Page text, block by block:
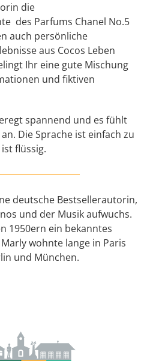
die
des Parfums Chanel No.5
auch persönliche
aus Cocos Leben
Ihr eine gute Mischung
und fiktiven
spannend und es fühlt
Die Sprache ist einfach zu
flüssig.
deutsche Bestsellerautorin,
und der Musik aufwuchs.
1950ern ein bekanntes
wohnte lange in Paris
und München.